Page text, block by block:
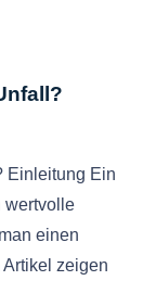
Einleitung Ein
wertvolle
einen
zeigen